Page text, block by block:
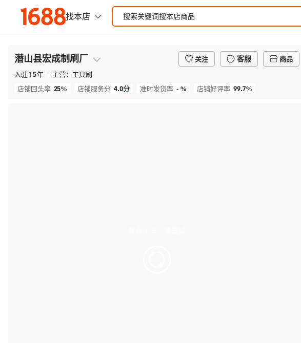
潜山县宏成制刷厂 关注 客服
商品
入驻15年 主营： 工具刷
店铺回头率 25% 店铺服务分 4.0分 准时发货率 - % 店铺好评率 99.7%